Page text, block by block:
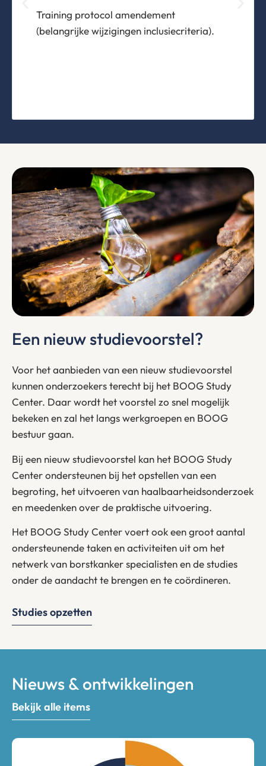
Training protocol amendement
(belangrijke wijzigingen inclusiecriteria).
Een nieuw studievoorstel?
Voor het aanbieden van een nieuw studievoorstel
kunnen onderzoekers terecht bij het BOOG Study
Center. Daar wordt het voorstel zo snel mogelijk
bekeken en zal het langs werkgroepen en BOOG
bestuur gaan.
Bij een nieuw studievoorstel kan het BOOG Study
Center ondersteunen bij het opstellen van een
begroting, het uitvoeren van haalbaarheidsonderzoek
en meedenken over de praktische uitvoering.
Het BOOG Study Center voert ook een groot aantal
ondersteunende taken en activiteiten uit om het
netwerk van borstkanker specialisten en de studies
onder de aandacht te brengen en te coördineren.
Studies opzetten
Nieuws & ontwikkelingen
Bekijk alle items